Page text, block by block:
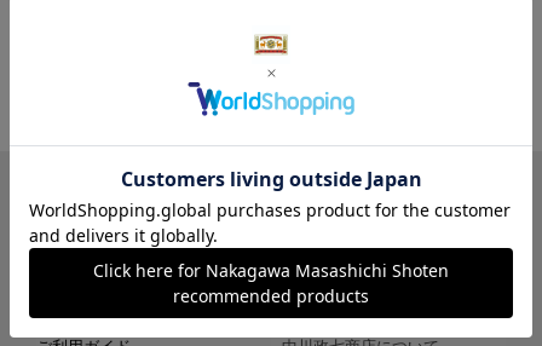
LINE Instagram X Facebook メールマガジン